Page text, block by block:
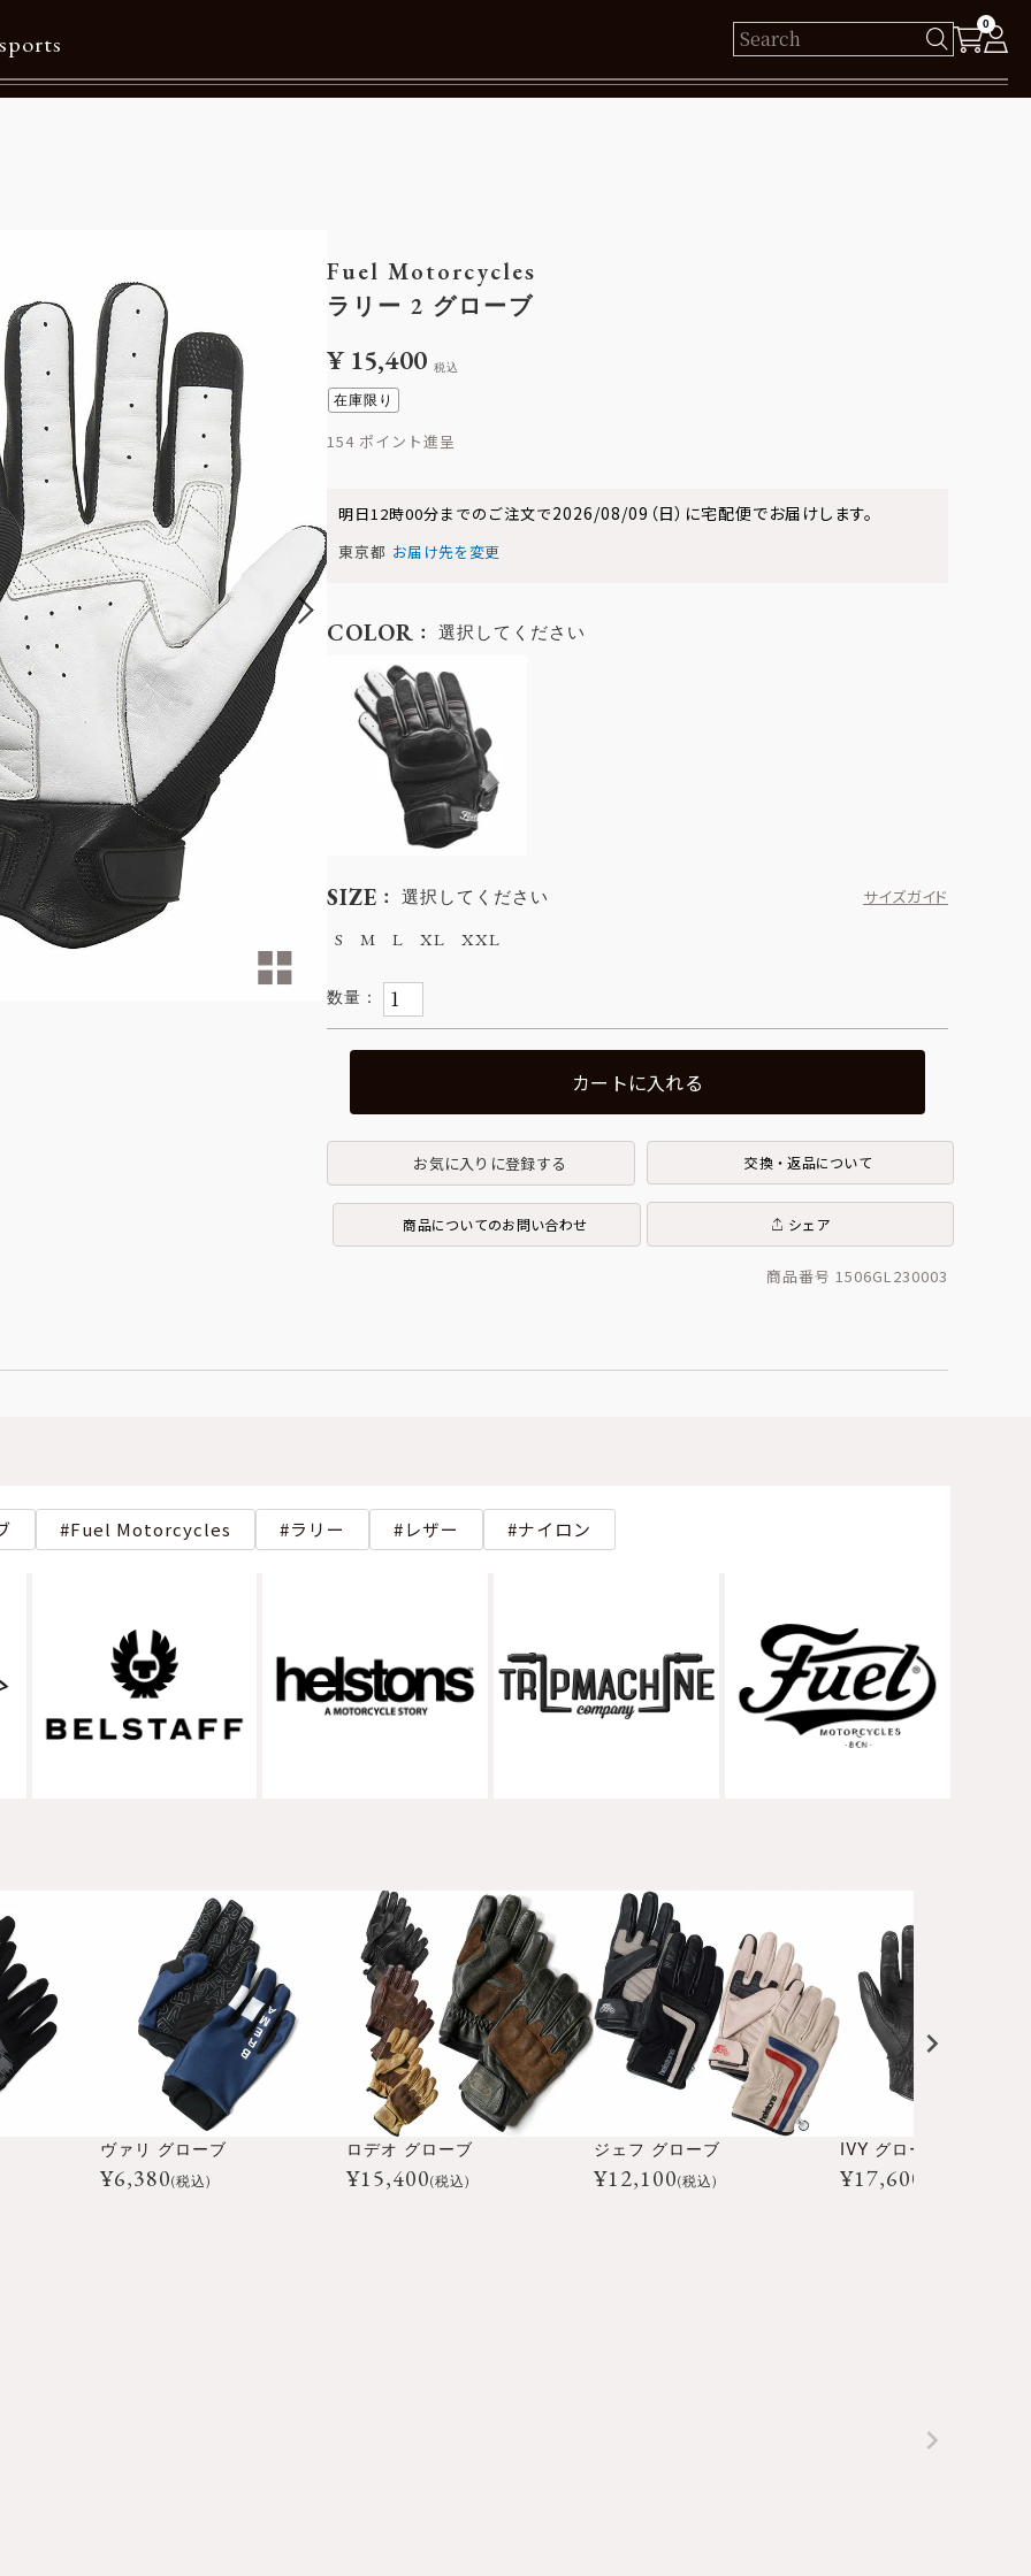
0
リクルート
Fuel Motorcycles
ラリー 2 グローブ
¥ 15,400 税込
在庫限り
154
明日12時00分までのご注文で2026/08/09（日） に宅配便でお届けします。
東京都 お届け先を変更
SIZE 選択してください
サイズガイド
S
M L XL XXL
COLOR 選択してください
カートに入れる
お気に入りに登録する 交換・返品について
商品についてのお問い合わせ シェア
商品番号 1506GL230003
Fuel Motorcycles ラリー レザー ナイロン
ヴァリ グローブ
¥6,380(税込)
ロデオ グローブ
¥15,400(税込)
ジェフ グローブ
¥12,100(税込)
IVY グローブ
¥17,600